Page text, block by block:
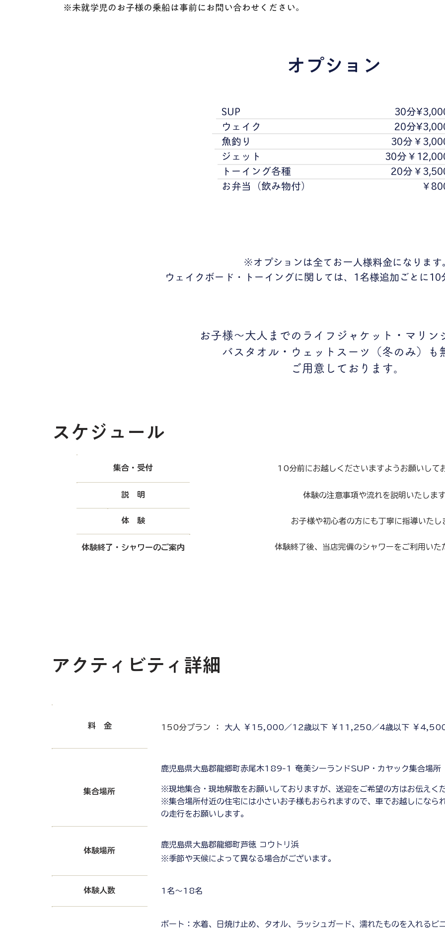
※未就学児のお子様の乗船は事前にお問い合わせください。
オプション
SUP
ウェイク
魚釣り
ジェット
トーイング各種
​お弁当（飲み物付）
30分
20分
30分￥
30分￥
20分￥
￥
※オプションは全てお一人様料金になります
ウェイクボード・トーイングに関しては、1名様追加ごとに10
お子様～大人までのライフジャケット・マリン
バスタオル・ウェットスーツ（冬のみ）
も
ご用意しております。
​スケジュール
​10分前にお越しくださいますようお願いして
体験の注意事項や流れを説明いたします
お子様や初心者の方にも丁寧に指導いたし
​集合・受付
​説 明
​体 験
体験終了・シャワーのご案内 体験終了後、当店完備のシャワーをご利用いた
​アクティビティ詳細
ボート：水着、日焼け止め、タオル、ラッシュガード、濡れたものを入れるビ
1名～18名
鹿児島県大島郡龍郷町芦徳 コウトリ浜
​※季節や天候によって異なる場合がございます。
鹿児島県大島郡龍郷町赤尾木189-1 奄美シーランドSUP・カヤック集合場所
​※現地集合・現地解散をお願いしておりますが、送迎をご希望の方はお伝えくだ
※集合場所付近の住宅には小さいお子様もおられますので、車でお越しになら
の走行をお願いします。
150分プラン ： 大人 ￥15,000／12歳以下 ￥11,250／4歳以下 ￥
​料 金
​集合場所
​体験場所
​体験人数